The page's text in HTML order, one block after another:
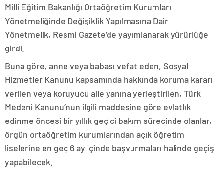
Milli Eğitim Bakanlığı Ortaöğretim Kurumları
Yönetmeliğinde Değişiklik Yapılmasına Dair
Yönetmelik, Resmi Gazete’de yayımlanarak yürürlüğe
girdi.
Buna göre, anne veya babası vefat eden, Sosyal
Hizmetler Kanunu kapsamında hakkında koruma kararı
verilen veya koruyucu aile yanına yerleştirilen, Türk
Medeni Kanunu’nun ilgili maddesine göre evlatlık
edinme öncesi bir yıllık geçici bakım sürecinde olanlar,
örgün ortaöğretim kurumlarından açık öğretim
liselerine en geç 6 ay içinde başvurmaları halinde geçiş
yapabilecek.